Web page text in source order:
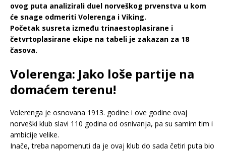
ovog puta analizirali duel norveškog prvenstva u kom
će snage odmeriti Volerenga i Viking.
Početak susreta između trinaestoplasirane i
četvrtoplasirane ekipe na tabeli je zakazan za 18
časova.
Volerenga: Jako loše partije na
domaćem terenu!
Volerenga je osnovana 1913. godine i ove godine ovaj
norveški klub slavi 110 godina od osnivanja, pa su samim tim i
ambicije velike.
Inače, treba napomenuti da je ovaj klub do sada četiri puta bio